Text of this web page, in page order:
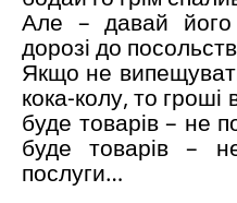
Але – давай його
дорозі до
Якщо не
кока-колу, то
буде товарів – не
буде товарів –
послуги…